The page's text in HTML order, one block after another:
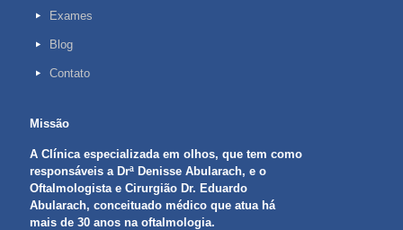
Exames
Blog
Contato
Missão
A Clínica especializada em olhos, que tem como
responsáveis a Drª Denisse Abularach, e o
Oftalmologista e Cirurgião Dr. Eduardo
Abularach, conceituado médico que atua há
mais de 30 anos na oftalmologia.